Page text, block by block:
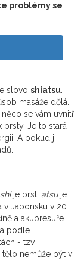
problémy se
slovo shiatsu
masáže dělá.
se vám uvnitř
prsty. Je to stará
A pokud ji
shije prst, atsuje
Japonsku v 20.
a akupresuře.
podle
- tzv.
tělo nemůže být v